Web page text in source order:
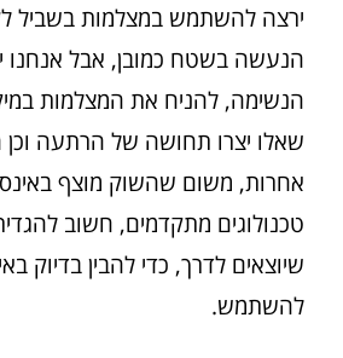
ירצה להשתמש במצלמות בשביל
הנעשה בשטח כמובן, אבל אנחנו
הנשימה, להניח את המצלמות
שאלו יצרו תחושה של הרתעה וכן
אחרות, משום שהשוק מוצף
טכנולוגים מתקדמים, חשוב
שיוצאים לדרך, כדי להבין בדיוק
להשתמש.